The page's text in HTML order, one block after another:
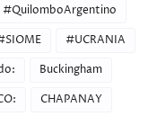
#QuilomboArgentino
#UCRANIA
Buckingham
CHAPANAY